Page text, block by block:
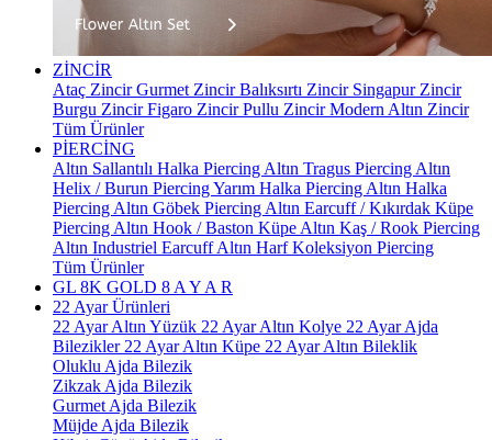
ZİNCİR
Ataç ZincirGurmet ZincirBalıksırtı Zincir Singapur Zincir
Burgu ZincirFigaro ZincirPullu ZincirModern Altın Zincir
Tüm Ürünler
PİERCİNG
Altın Sallantılı Halka Piercing Altın Tragus Piercing Altın
Helix / Burun PiercingYarım Halka Piercing Altın Halka
Piercing Altın Göbek Piercing Altın Earcuff / Kıkırdak Küpe
Piercing Altın Hook / Baston Küpe Altın Kaş / Rook Piercing
Altın Industriel EarcuffAltın Harf Koleksiyon Piercing
Tüm Ürünler
GL 8K GOLD 8 A Y A R
22 Ayar Ürünleri
22 Ayar Altın Yüzük 22 Ayar Altın Kolye 22 Ayar Ajda
Bilezikler 22 Ayar Altın Küpe 22 Ayar Altın Bileklik
Oluklu Ajda Bilezik
Zikzak Ajda Bilezik
Gurmet Ajda Bilezik
Müjde Ajda Bilezik